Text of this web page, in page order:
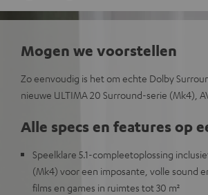
Mogen we voorstellen
Zo eenvoudig is het om echte Dolby
nieuwe ULTIMA 20 Surround-serie (Mk4),
Alle specs en features op
Speelklare 5.1-compleetoplossing
(Mk4) voor een imposante, volle sound
films en games in ruimtes tot 30 m²